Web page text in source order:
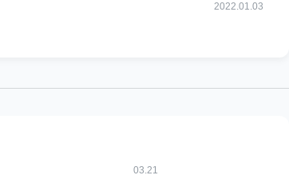
2022.01.03
03.21